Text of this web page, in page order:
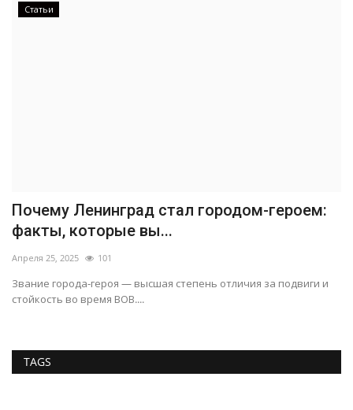
Статьи
Почему Ленинград стал городом-героем:
факты, которые вы...
Апреля 25, 2025 101
Звание города-героя — высшая степень отличия за подвиги и
стойкость во время ВОВ....
TAGS